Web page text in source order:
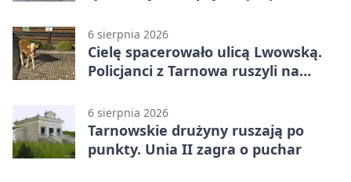
6 sierpnia 2026
Cielę spacerowało ulicą Lwowską.
Policjanci z Tarnowa ruszyli na
6 sierpnia 2026
Tarnowskie drużyny ruszają po
punkty. Unia II zagra o puchar